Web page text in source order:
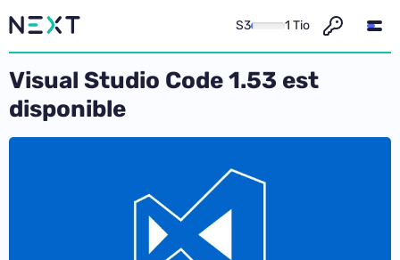
S3 1 Tio
Visual Studio Code 1.53 est
disponible